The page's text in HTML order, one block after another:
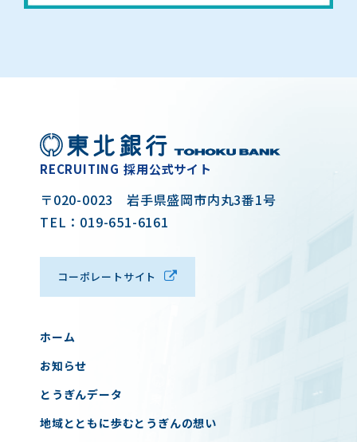
RECRUITING 採用公式サイト
〒020-0023 岩手県盛岡市内丸3番1号
TEL：019-651-6161
コーポレートサイト
ホーム
お知らせ
とうぎんデータ
地域とともに歩むとうぎんの想い